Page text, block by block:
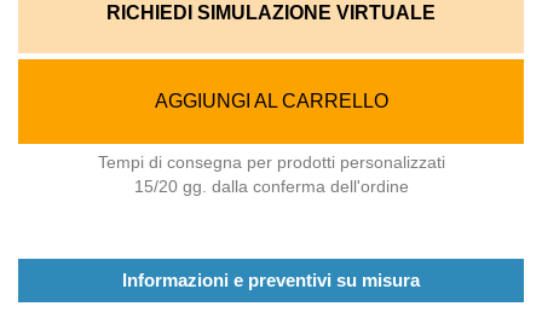
RICHIEDI SIMULAZIONE VIRTUALE
AGGIUNGI AL CARRELLO
Tempi di consegna per prodotti personalizzati
15/20 gg. dalla conferma dell'ordine
Informazioni e preventivi su misura